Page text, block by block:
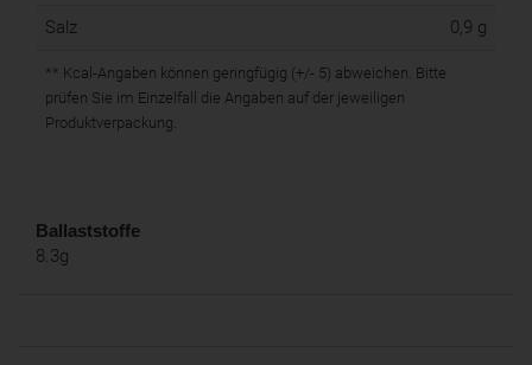
Salz 0,9 g
** Kcal-Angaben können geringfügig (+/- 5) abweichen. Bitte
prüfen Sie im Einzelfall die Angaben auf der jeweiligen
Produktverpackung.
Ballaststoffe
8.3g